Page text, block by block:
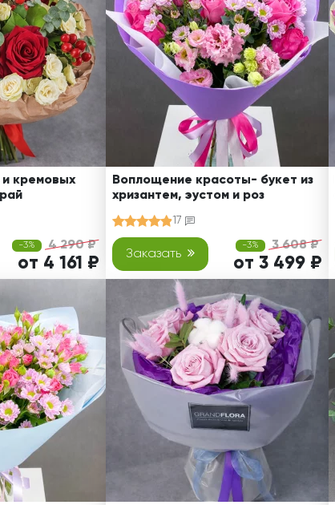
и кремовых
-3% 4 290 ₽
от 4 161 ₽
Воплощение красоты- букет из
хризантем, эустом и роз
17
Заказать
-3% 3 608 ₽
от 3 499 ₽